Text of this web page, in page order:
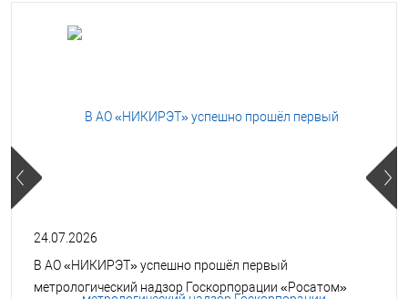
24.07.2026
В АО «НИКИРЭТ» успешно прошёл первый
метрологический надзор Госкорпорации «Росатом»